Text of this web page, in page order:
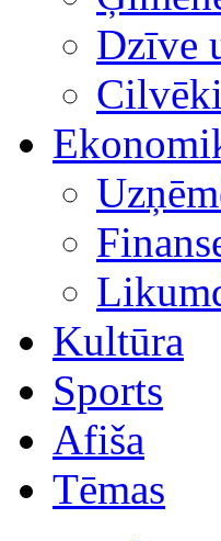
Dzīve
Kultūra
Sports
Afiša
Tēmas